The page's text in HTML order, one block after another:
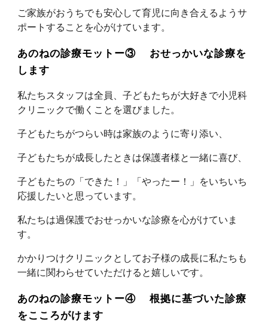
ご家族がおうちでも安心して育児に向き合えるようサ
ポートすることを心がけています。
あのねの診療モットー③ おせっかいな診療を
します
私たちスタッフは全員、子どもたちが大好きで小児科
クリニックで働くことを選びました。
子どもたちがつらい時は家族のように寄り添い、
子どもたちが成長したときは保護者様と一緒に喜び、
子どもたちの「できた！」「やったー！」をいちいち
応援したいと思っています。
私たちは過保護でおせっかいな診療を心がけていま
す。
かかりつけクリニックとしてお子様の成長に私たちも
一緒に関わらせていただけると嬉しいです。
あのねの診療モットー④ 根拠に基づいた診療
をこころがけます